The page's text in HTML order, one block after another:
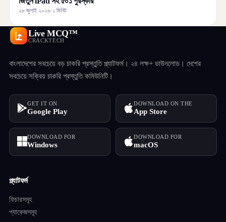
২৮ জুলাই ২০২৬·১ মিনিট
Live MCQ™
CRACKTECH
বাংলাদেশের সবচেয়ে বড় চাকরি প্রস্তুতি প্ল্যাটফর্ম। ২৪ লক্ষ+ ডাউনলোড। দেশের
সবচেয়ে সক্রিয় চাকরি প্রস্তুতি কমিউনিটি।
GET IT ON
Google Play
DOWNLOAD ON THE
App Store
DOWNLOAD FOR
Windows
DOWNLOAD FOR
macOS
প্ল্যাটফর্ম
ফিচারসমূহ
প্যাকেজসমূহ